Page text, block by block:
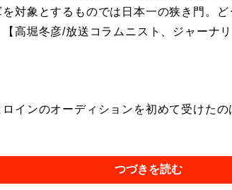
対象とするものでは日本一の狭き門。
高堀冬彦/放送コラムニスト、ジャーナリ
インのオーディションを初めて受けた
つづきを読む